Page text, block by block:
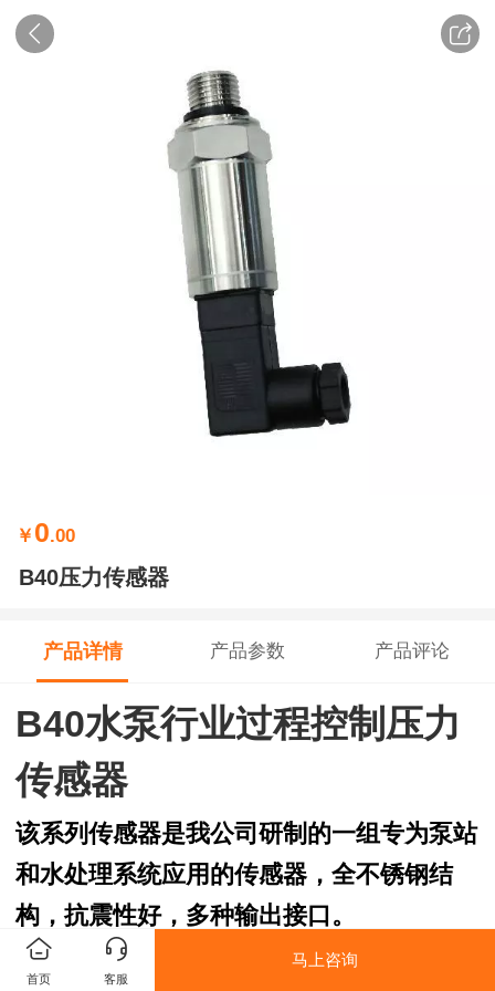
￥ 0.00
B40压力传感器
产品详情 产品参数 产品评论
B40水泵行业过程控制压力
传感器
该系列传感器是我公司研制的一组专为泵站
和水处理系统应用的传感器，全不锈钢结
构，抗震性好，多种输出接口。
首页 客服
马上咨询